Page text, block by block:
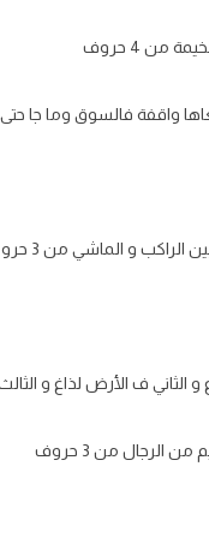
من 4 حروف
واقفة فالسوق وما جا حتى
و الماشي من 3 حروف
ف الأرض لذاغ و الثالث بيد
من 3 حروف